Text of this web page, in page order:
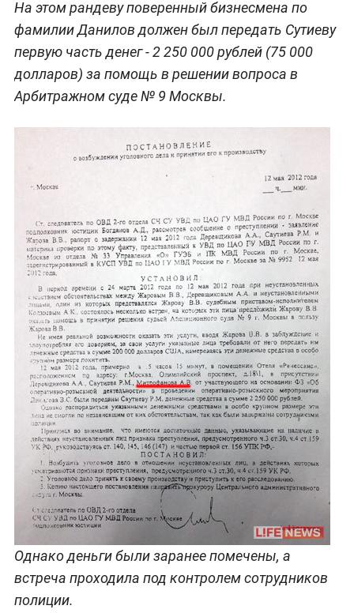
На этом рандеву поверенный бизнесмена по
фамилии Данилов должен был передать Сутиеву
первую часть денег - 2 250 000 рублей (75 000
долларов) за помощь в решении вопроса в
Арбитражном суде № 9 Москвы.
Однако деньги были заранее помечены, а
встреча проходила под контролем сотрудников
полиции.